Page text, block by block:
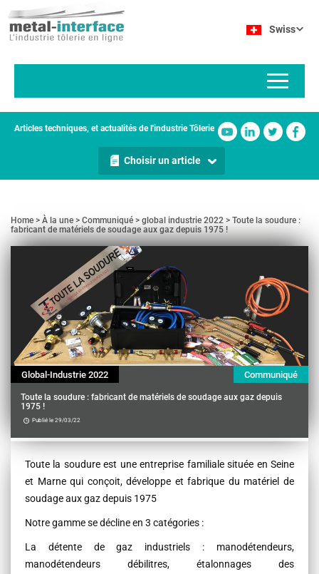
au
contenu
Swiss
Articles techniques, et actualités de l'industrie Tôlerie
Choisir un article
Home À la une Communiqué global industrie 2022
Toute la soudure :
fabricant de matériels de soudage aux gaz depuis 1975 !
Global-Industrie 2022 Communiqué
Toute la soudure : fabricant de matériels de soudage aux gaz depuis
1975 !
Publié le 29/03/22
Contenu
Toute la soudure est une entreprise familiale située en Seine
et Marne qui conçoit, développe et fabrique du matériel de
soudage aux gaz depuis 1975
Notre gamme se décline en 3 catégories :
La détente de gaz industriels : manodétendeurs,
manodétendeurs débilitres, étalonnages des